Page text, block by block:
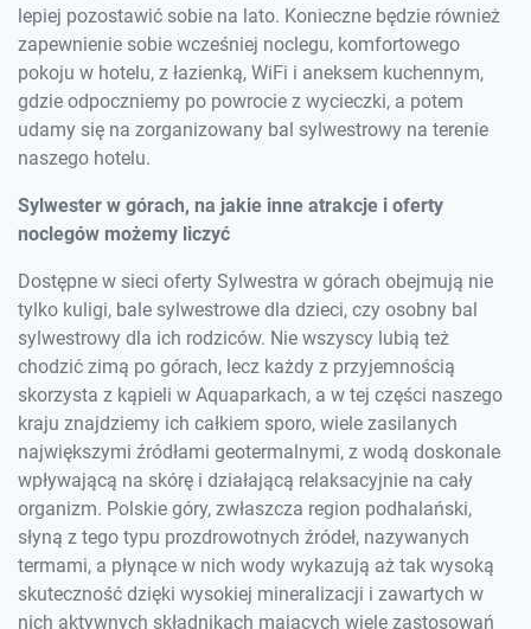
lepiej pozostawić sobie na lato. Konieczne będzie również
zapewnienie sobie wcześniej noclegu, komfortowego
pokoju w hotelu, z łazienką, WiFi i aneksem kuchennym,
gdzie odpoczniemy po powrocie z wycieczki, a potem
udamy się na zorganizowany bal sylwestrowy na terenie
naszego hotelu.
Sylwester w górach, na jakie inne atrakcje i oferty
noclegów możemy liczyć
Dostępne w sieci oferty Sylwestra w górach obejmują nie
tylko kuligi, bale sylwestrowe dla dzieci, czy osobny bal
sylwestrowy dla ich rodziców. Nie wszyscy lubią też
chodzić zimą po górach, lecz każdy z przyjemnością
skorzysta z kąpieli w Aquaparkach, a w tej części naszego
kraju znajdziemy ich całkiem sporo, wiele zasilanych
największymi źródłami geotermalnymi, z wodą doskonale
wpływającą na skórę i działającą relaksacyjnie na cały
organizm. Polskie góry, zwłaszcza region podhalański,
słyną z tego typu prozdrowotnych źródeł, nazywanych
termami, a płynące w nich wody wykazują aż tak wysoką
skuteczność dzięki wysokiej mineralizacji i zawartych w
nich aktywnych składnikach mających wiele zastosowań